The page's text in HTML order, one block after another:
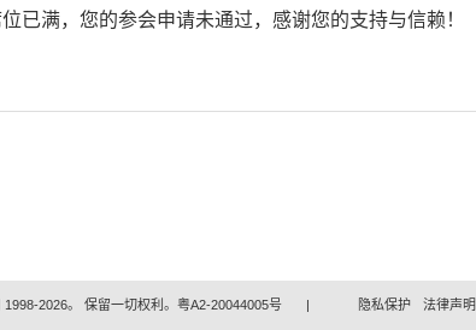
已满，您的参会申请未通过，感谢您的支持与信赖！
2026。 保留一切权利。粤A2-20044005号 | 隐私保护 法律声明